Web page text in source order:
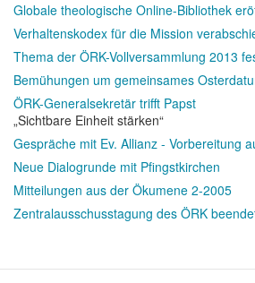
Globale theologische Online-Bibliothek
Verhaltenskodex für die Mission
Thema der ÖRK-Vollversammlung 2013
Bemühungen um gemeinsames
ÖRK-Generalsekretär trifft Papst
„Sichtbare Einheit stärken“
Gespräche mit Ev. Allianz - Vorbereitung
Neue Dialogrunde mit Pfingstkirchen
Mitteilungen aus der Ökumene 2-2005
Zentralausschusstagung des ÖRK